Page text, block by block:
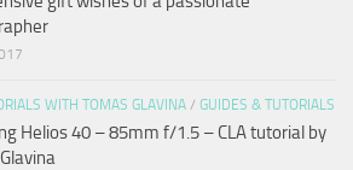
WITH TOMAS GLAVINA / GUIDES & TUTORIALS
Helios 40 – 85mm f/1.5 – CLA tutorial by